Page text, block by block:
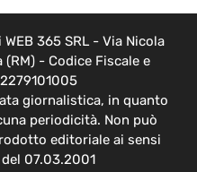
365 SRL - Via Nicola
(RM) - Codice Fiscale e
giornalistica, in quanto
periodicità. Non può
editoriale ai sensi
07.03.2001